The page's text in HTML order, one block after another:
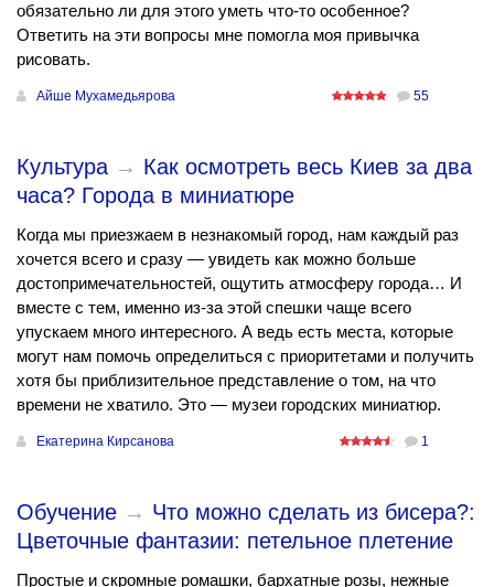
обязательно ли для этого уметь что-то особенное?
Ответить на эти вопросы мне помогла моя привычка
рисовать.
Айше Мухамедьярова 55
Культура → Как осмотреть весь Киев за два
часа? Города в миниатюре
Когда мы приезжаем в незнакомый город, нам каждый раз
хочется всего и сразу — увидеть как можно больше
достопримечательностей, ощутить атмосферу города… И
вместе с тем, именно из-за этой спешки чаще всего
упускаем много интересного. А ведь есть места, которые
могут нам помочь определиться с приоритетами и получить
хотя бы приблизительное представление о том, на что
времени не хватило. Это — музеи городских миниатюр.
Екатерина Кирсанова 1
Обучение → Что можно сделать из бисера?:
Цветочные фантазии: петельное плетение
Простые и скромные ромашки, бархатные розы, нежные